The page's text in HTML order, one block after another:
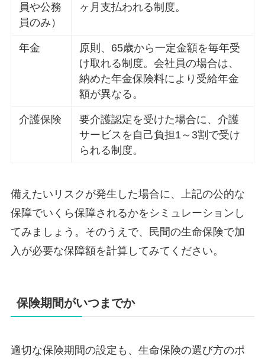
員や公務
員のみ）
ヶ月支払われる制度。
年金
原則、65歳から一定金額を毎年受
け取れる制度。会社員の場合は、
納めた年金保険料により受給年金
額が異なる。
介護保険
要介護認定を受けた場合に、介護
サービスを自己負担1～3割で受け
られる制度。
備えたいリスクが発生した場合に、上記の公的な
保障でいくら保障されるかをシミュレーションし
てみましょう。そのうえで、民間の生命保険で加
入が必要な保障額を計算してみてください。
保険期間がいつまでか
適切な保険期間の設定も、生命保険の選び方のポ